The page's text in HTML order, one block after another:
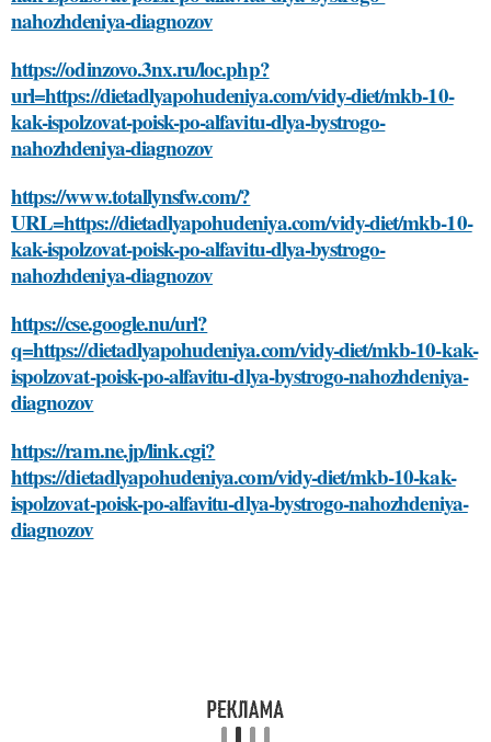
nahozhdeniya-diagnozov
https://odinzovo.3nx.ru/loc.php?
url=https://dietadlyapohudeniya.com/vidy-diet/mkb-10-
kak-ispolzovat-poisk-po-alfavitu-dlya-bystrogo-
nahozhdeniya-diagnozov
https://www.totallynsfw.com/?
URL=https://dietadlyapohudeniya.com/vidy-diet/mkb-10-
kak-ispolzovat-poisk-po-alfavitu-dlya-bystrogo-
nahozhdeniya-diagnozov
https://cse.google.nu/url?
q=https://dietadlyapohudeniya.com/vidy-diet/mkb-10-kak-
ispolzovat-poisk-po-alfavitu-dlya-bystrogo-nahozhdeniya-
diagnozov
https://ram.ne.jp/link.cgi?
https://dietadlyapohudeniya.com/vidy-diet/mkb-10-kak-
ispolzovat-poisk-po-alfavitu-dlya-bystrogo-nahozhdeniya-
diagnozov